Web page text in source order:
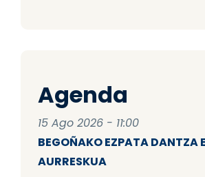
Agenda
15 Ago 2026 - 11:00
BEGOÑAKO EZPATA DANTZA
AURRESKUA